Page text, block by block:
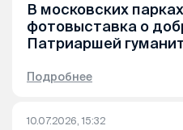
В московских
фотовыставка о
Патриаршей
Подробнее
10.07.2026, 15:32